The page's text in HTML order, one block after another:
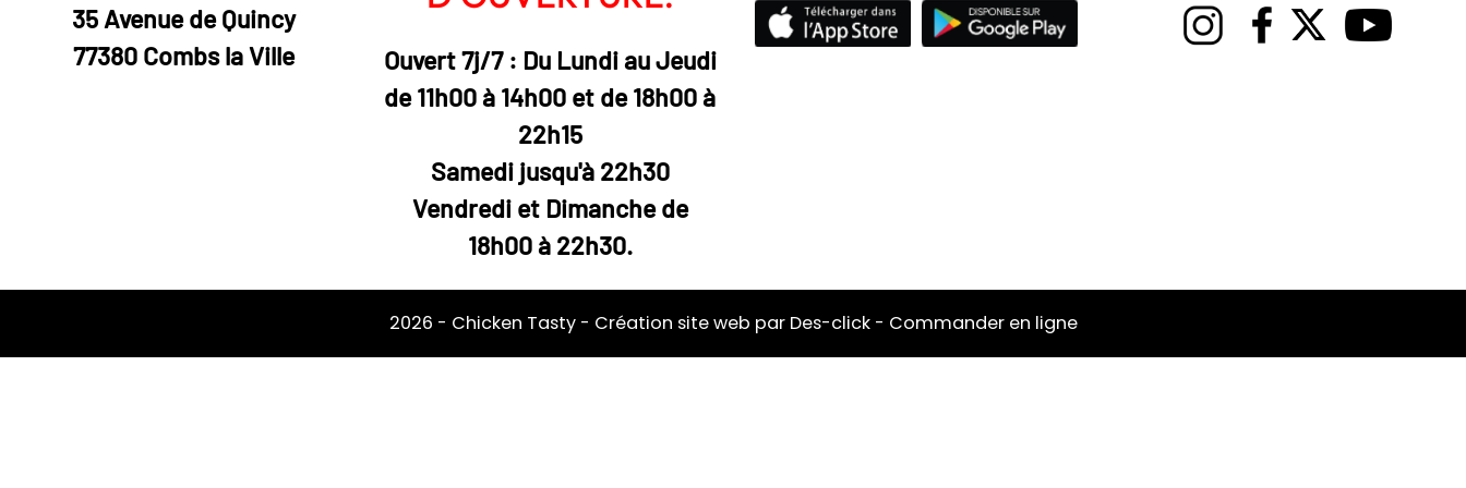
35 Avenue de Quincy
77380 Combs la Ville
Ouvert 7j/7 : Du Lundi au Jeudi
de 11h00 à 14h00 et de 18h00 à
22h15
Samedi jusqu'à 22h30
Vendredi et Dimanche de
18h00 à 22h30.
2026 - Chicken Tasty- Création site web par Des-click- Commander en ligne